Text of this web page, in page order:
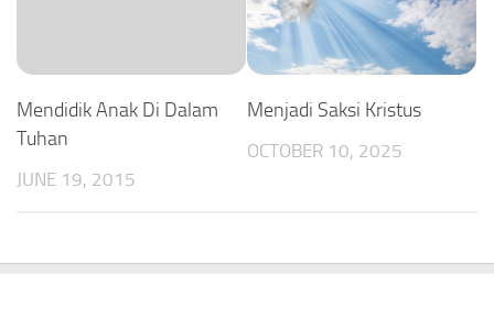
Mendidik Anak Di Dalam
Tuhan
JUNE 19, 2015
Menjadi Saksi Kristus
OCTOBER 10, 2025